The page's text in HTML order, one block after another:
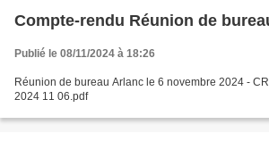
Compte-rendu Réunion de
Publié le 08/11/2024 à 18:26
Réunion de bureau Arlanc le 6 novembre 2024 -
2024 11 06.pdf